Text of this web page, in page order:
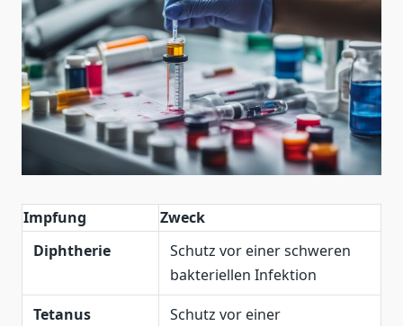
Impfung
Zweck
Diphtherie
Schutz vor einer schweren
bakteriellen Infektion
Tetanus
Schutz vor einer